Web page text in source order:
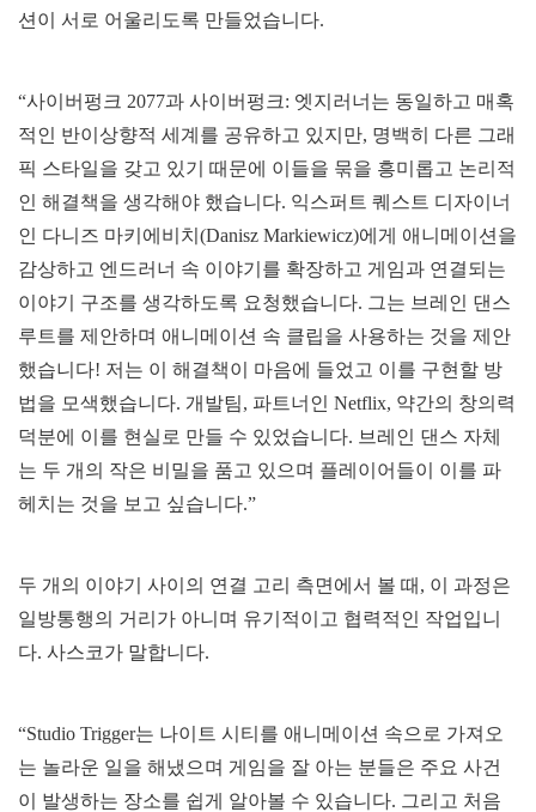
션이 서로 어울리도록 만들었습니다.
“사이버펑크 2077과 사이버펑크: 엣지러너는 동일하고 매혹
적인 반이상향적 세계를 공유하고 있지만, 명백히 다른 그래
픽 스타일을 갖고 있기 때문에 이들을 묶을 흥미롭고 논리적
인 해결책을 생각해야 했습니다. 익스퍼트 퀘스트 디자이너
인 다니즈 마키에비치(Danisz Markiewicz)에게 애니메이션을
감상하고 엔드러너 속 이야기를 확장하고 게임과 연결되는
이야기 구조를 생각하도록 요청했습니다. 그는 브레인 댄스
루트를 제안하며 애니메이션 속 클립을 사용하는 것을 제안
했습니다! 저는 이 해결책이 마음에 들었고 이를 구현할 방
법을 모색했습니다. 개발팀, 파트너인 Netflix, 약간의 창의력
덕분에 이를 현실로 만들 수 있었습니다. 브레인 댄스 자체
는 두 개의 작은 비밀을 품고 있으며 플레이어들이 이를 파
헤치는 것을 보고 싶습니다.”
두 개의 이야기 사이의 연결 고리 측면에서 볼 때, 이 과정은
일방통행의 거리가 아니며 유기적이고 협력적인 작업입니
다. 사스코가 말합니다.
“Studio Trigger는 나이트 시티를 애니메이션 속으로 가져오
는 놀라운 일을 해냈으며 게임을 잘 아는 분들은 주요 사건
이 발생하는 장소를 쉽게 알아볼 수 있습니다. 그리고 처음